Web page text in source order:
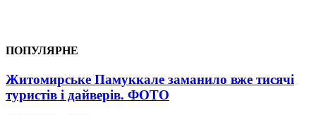
ПОПУЛЯРНЕ
Житомирське Памуккале заманило вже тисячі
туристів і дайверів. ФОТО